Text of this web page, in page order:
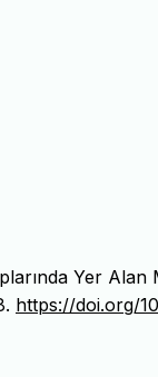
Yer Alan
https://doi.org/